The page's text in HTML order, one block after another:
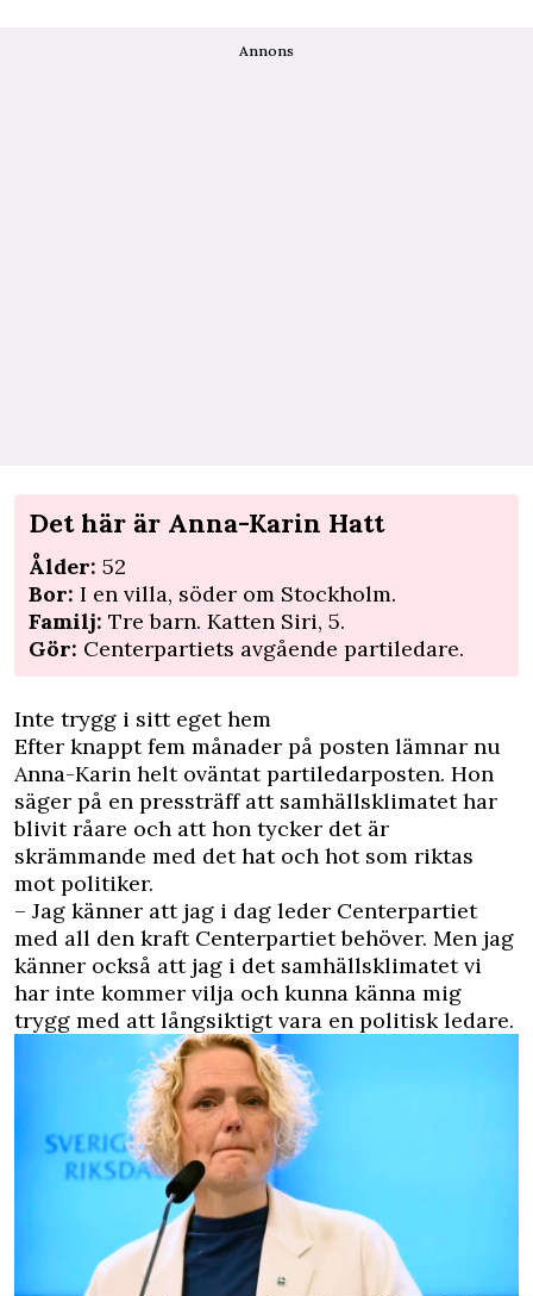
Annons
Det här är Anna-Karin Hatt
Ålder: 52
Bor: I en villa, söder om Stockholm.
Familj: Tre barn. Katten Siri, 5.
Gör: Centerpartiets avgående partiledare.
Inte trygg i sitt eget hem
Efter knappt fem månader på posten lämnar nu
Anna-Karin helt oväntat partiledarposten. Hon
säger på en pressträff att samhällsklimatet har
blivit råare och att hon tycker det är
skrämmande med det hat och hot som riktas
mot politiker.
– Jag känner att jag i dag leder Centerpartiet
med all den kraft Centerpartiet behöver. Men jag
känner också att jag i det samhällsklimatet vi
har inte kommer vilja och kunna känna mig
trygg med att långsiktigt vara en politisk ledare.